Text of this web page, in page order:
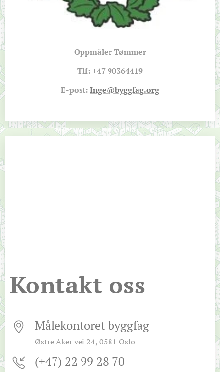
Oppmåler Tømmer
Tlf: +4790364419
E-post:Inge@byggfag.org
Kontakt oss
Målekontoret byggfag
Østre Aker vei 24, 0581 Oslo
(+47) 22 99 28 70